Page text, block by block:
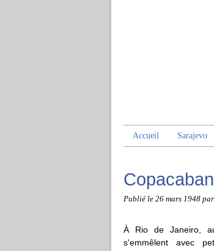
Accueil Sarajevo
Publié le 26 mars 1948
À Rio de Janeiro,
s'emmêlent avec